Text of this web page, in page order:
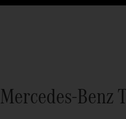
Mercedes‑Benz